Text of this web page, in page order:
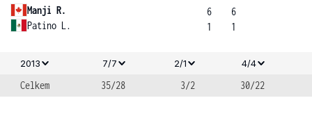
Manji R.
Patino L.
6
1
6
1
2013 7/7 2/1 4/4
Celkem 35/28 3/2 30/22